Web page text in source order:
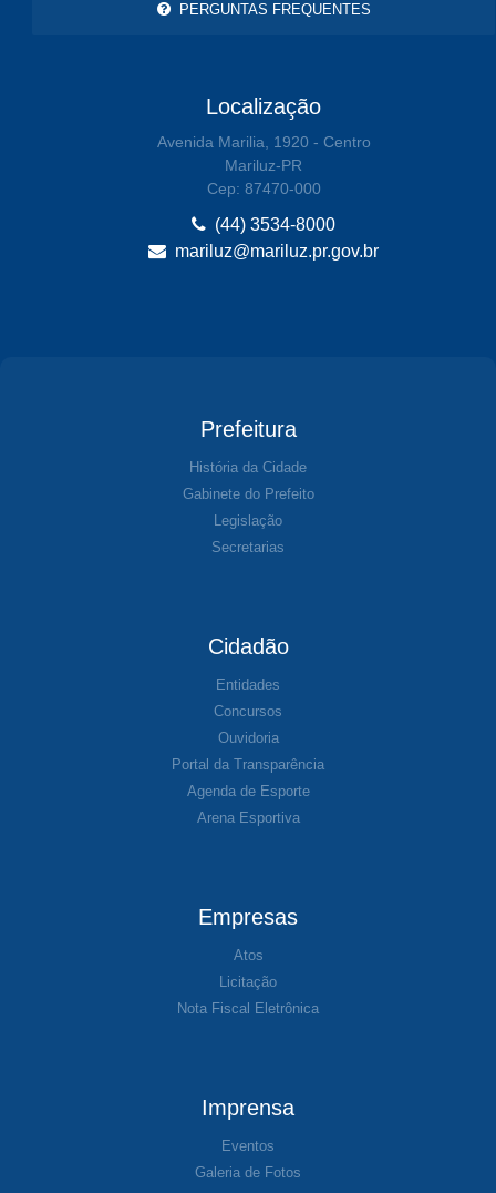
PERGUNTAS FREQUENTES
Localização
Avenida Marilia, 1920 - Centro
Mariluz-PR
Cep: 87470-000
(44) 3534-8000
mariluz@mariluz.pr.gov.br
Prefeitura
História da Cidade
Gabinete do Prefeito
Legislação
Secretarias
Cidadão
Entidades
Concursos
Ouvidoria
Portal da Transparência
Agenda de Esporte
Arena Esportiva
Empresas
Atos
Licitação
Nota Fiscal Eletrônica
Imprensa
Eventos
Galeria de Fotos